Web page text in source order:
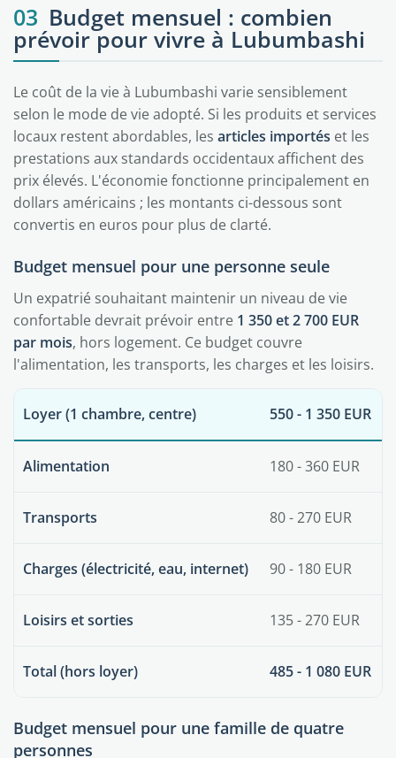
03 Budget mensuel : combien
prévoir pour vivre à Lubumbashi
Le coût de la vie à Lubumbashi varie sensiblement
selon le mode de vie adopté. Si les produits et services
locaux restent abordables, les articles importés et les
prestations aux standards occidentaux affichent des
prix élevés. L'économie fonctionne principalement en
dollars américains ; les montants ci-dessous sont
convertis en euros pour plus de clarté.
Budget mensuel pour une personne seule
Un expatrié souhaitant maintenir un niveau de vie
confortable devrait prévoir entre 1 350 et 2 700 EUR
par mois, hors logement. Ce budget couvre
l'alimentation, les transports, les charges et les loisirs.
Loyer (1 chambre, centre) 550 - 1 350 EUR
Alimentation 180 - 360 EUR
Transports 80 - 270 EUR
Charges (électricité, eau, internet) 90 - 180 EUR
Loisirs et sorties 135 - 270 EUR
Total (hors loyer) 485 - 1 080 EUR
Budget mensuel pour une famille de quatre
personnes